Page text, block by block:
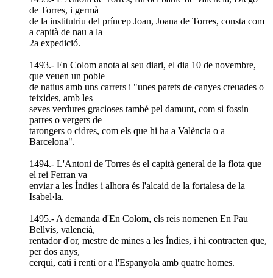
de Torres, i germà
de la institutriu del príncep Joan, Joana de Torres, consta com
a capità de nau a la
2a expedició.
1493.- En Colom anota al seu diari, el dia 10 de novembre,
que veuen un poble
de natius amb uns carrers i "unes parets de canyes creuades o
teixides, amb les
seves verdures gracioses també pel damunt, com si fossin
parres o vergers de
tarongers o cidres, com els que hi ha a València o a
Barcelona".
1494.- L'Antoni de Torres és el capità general de la flota que
el rei Ferran va
enviar a les Índies i alhora és l'alcaid de la fortalesa de la
Isabel·la.
1495.- A demanda d'En Colom, els reis nomenen En Pau
Bellvís, valencià,
rentador d'or, mestre de mines a les Índies, i hi contracten que,
per dos anys,
cerqui, cati i renti or a l'Espanyola amb quatre homes.